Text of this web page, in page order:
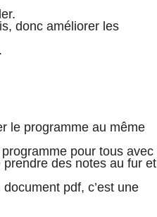
donc améliorer les
le programme au même
pour tous avec
des notes au fur et
pdf, c’est une